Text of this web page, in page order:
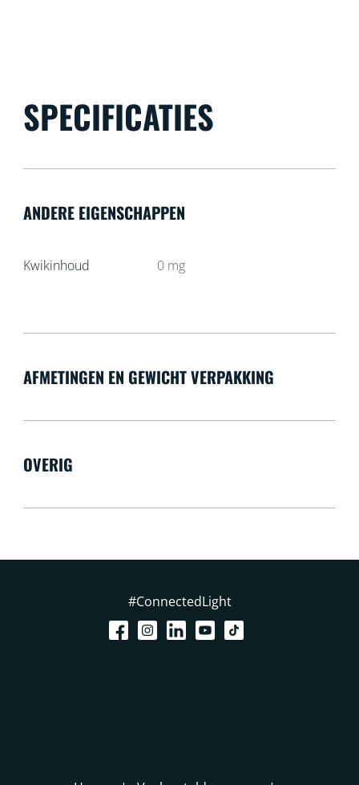
SPECIFICATIES
ANDERE EIGENSCHAPPEN
Kwikinhoud 0 mg
AFMETINGEN EN GEWICHT VERPAKKING
OVERIG
#ConnectedLight